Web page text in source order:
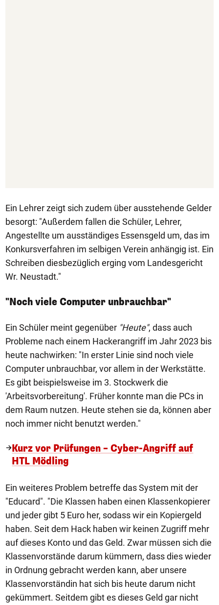
Ein Lehrer zeigt sich zudem über ausstehende Gelder
besorgt: "Außerdem fallen die Schüler, Lehrer,
Angestellte um ausständiges Essensgeld um, das im
Konkursverfahren im selbigen Verein anhängig ist. Ein
Schreiben diesbezüglich erging vom Landesgericht
Wr. Neustadt."
"Noch viele Computer unbrauchbar"
Ein Schüler meint gegenüber "Heute", dass auch
Probleme nach einem Hackerangriff im Jahr 2023 bis
heute nachwirken: "In erster Linie sind noch viele
Computer unbrauchbar, vor allem in der Werkstätte.
Es gibt beispielsweise im 3. Stockwerk die
'Arbeitsvorbereitung'. Früher konnte man die PCs in
dem Raum nutzen. Heute stehen sie da, können aber
noch immer nicht benutzt werden."
Kurz vor Prüfungen – Cyber-Angriff auf
HTL Mödling
Ein weiteres Problem betreffe das System mit der
"Educard". "Die Klassen haben einen Klassenkopierer
und jeder gibt 5 Euro her, sodass wir ein Kopiergeld
haben. Seit dem Hack haben wir keinen Zugriff mehr
auf dieses Konto und das Geld. Zwar müssen sich die
Klassenvorstände darum kümmern, dass dies wieder
in Ordnung gebracht werden kann, aber unsere
Klassenvorständin hat sich bis heute darum nicht
gekümmert. Seitdem gibt es dieses Geld gar nicht